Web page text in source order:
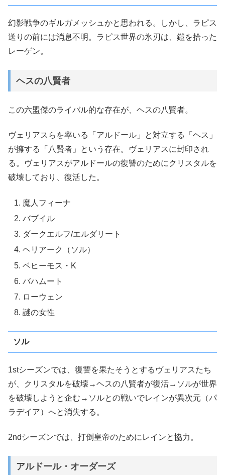
幻影戦争のギルガメッシュかと思われる。しかし、ラピス
送りの前には消息不明。ラピス世界の氷刃は、鎧を拾った
レーゲン。
ヘスの八賢者
この六盟傑のライバル的な存在が、ヘスの八賢者。
ヴェリアスらを率いる「アルドール」と対立する「ヘス」
が擁する「八賢者」という存在。ヴェリアスに封印され
る。ヴェリアスがアルドールの復讐のためにクリスタルを
破壊しており、復活した。
魔人フィーナ
バブイル
ダークエルフ/エルダリート
ヘリアーク（ソル）
ベヒーモス・K
バハムート
ローウェン
謎の女性
ソル
1stシーズンでは、復讐を果たそうとするヴェリアスたち
が、クリスタルを破壊→ヘスの八賢者が復活→ソルが世界
を破壊しようと企む→ソルとの戦いでレインが異次元（パ
ラデイア）へと消失する。
2ndシーズンでは、打倒皇帝のためにレインと協力。
アルドール・オーダーズ